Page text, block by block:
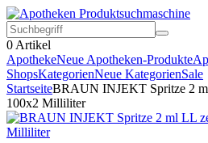
0 Artikel
ApothekeNeue Apotheken-Produkte
ShopsKategorienNeue KategorienSale
StartseiteBRAUN INJEKT Spritze 2
100x2 Milliliter